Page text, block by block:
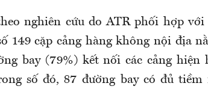
nghiên cứu do ATR phối hợp
149 cặp cảng hàng không nội địa
bay (79%) kết nối các cảng hiện
số đó, 87 đường bay có đủ